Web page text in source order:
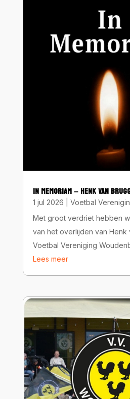
IN MEMORIAM – HENK VAN
1 jul 2026
Voetbal
Met groot verdriet hebben
van het overlijden van Henk
Voetbal Vereniging
Lees meer